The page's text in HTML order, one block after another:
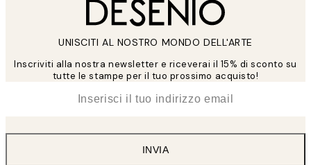
UNISCITI AL NOSTRO MONDO DELL'ARTE
Inscriviti alla nostra newsletter e riceverai il 15% di sconto su
tutte le stampe per il tuo prossimo acquisto!
INVIA